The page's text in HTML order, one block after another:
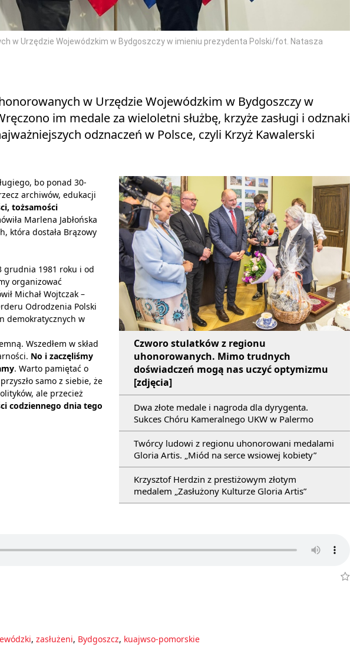
w Urzędzie Wojewódzkim w Bydgoszczy w imieniu prezydenta Polski/fot. Natasza
w Urzędzie Wojewódzkim w Bydgoszczy w
im medale za wieloletni służbę, krzyże zasługi i odznaki
odznaczeń w Polsce, czyli Krzyż Kawalerski
Czworo stulatków z regionu
uhonorowanych. Mimo trudnych
doświadczeń mogą nas uczyć optymizmu
[zdjęcia]
Dwa złote medale i nagroda dla dyrygenta.
Sukces Chóru Kameralnego UKW w Palermo
Twórcy ludowi z regionu uhonorowani medalami
Gloria Artis. „Miód na serce wsiowej kobiety”
Krzysztof Herdzin z prestiżowym złotym
medalem „Zasłużony Kulturze Gloria Artis”
bo ponad 30-
archiwów, edukacji
tożsamości
Marlena Jabłońska
która dostała Brązowy
grudnia 1981 roku i od
organizować
Michał Wojtczak –
Odrodzenia Polski
demokratycznych w
Wszedłem w skład
No i zaczęliśmy
. Warto pamiętać o
samo z siebie, że
ale przecież
codziennego dnia tego
, zasłużeni, Bydgoszcz, kuajwso-pomorskie